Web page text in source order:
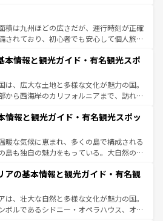
い。
はぜひ体験してほしい。 なお、新着の
ンテンツ一覧を参照してほしい。
る魅力がある。また、優雅なアフタヌーン
好きにはたまらない英国パブ、サッカー観
からこそできる体験も豊富。イギリスを旅
してほしい。
積は九州ほどの広さだが、運行時刻が正確
されており、初心者でも安心して個人旅行
ま残る町や、スイスならではのユニークな
アルプス観光だけでなく町歩きも満喫する
国民の所得が高いため物価も高いが、旅行
ス提供のサービスもあり、うまく活用すれ
はコンテンツ一覧を参照してほしい。
本情報と観光ガイド・有名観光スポ
は、広大な土地と多様な文化が魅力の国。
から西海岸のカリフォルニアまで、訪れる
市は、観光、ショッピング、エンターテイ
った刺激的なスポットだ。一方、アメリカ
が広がり、グランドキャニオンやイエロー
園といった絶景が堪能できる。さらに、南
行者はアメリカの各地域で異なる魅力を楽
の多様性と豊かな歴史を感じることができ
のロードトリップや列車の旅も、アメリカ
タイルだ。 なお、新着のアメリカ
ツ一覧 を参照してほしい。
情報と観光ガイド・有名観光スポッ
暖な気候に恵まれ、多くの島で構成される
島も独自の魅力をもっている。大自然の神
ない。また、定番の観光地といえばオアフ
自然を求めるならマウイ島やカウアイ島が
ラルドグリーンに輝く海をはじめ、豊かな
づいている。「アロハスピリット」と呼ば
アの基本情報と観光ガイド・有名観
は、壮大な自然と多様な文化が魅力の国。
ボルであるシドニー・オペラハウス、オー